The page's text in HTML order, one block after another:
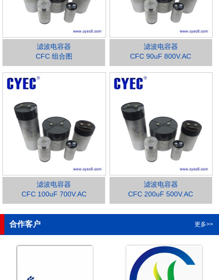
滤波电容器
CFC 组合图
滤波电容器
CFC 90uF 800V.AC
滤波电容器
CFC 100uF 700V.AC
滤波电容器
CFC 200uF 500V.AC
合作客户 更多>>